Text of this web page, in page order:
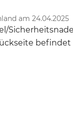
am 24.04.2025